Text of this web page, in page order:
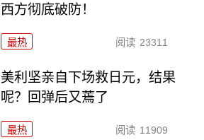
西方彻底破防！
最热 阅读 23311
美利坚亲自下场救日元，结果
呢？回弹后又蔫了
最热 阅读 11909